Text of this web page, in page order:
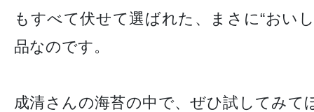
もすべて伏せて選ばれた、まさに“おい
品なのです。
成清さんの海苔の中で、ぜひ試してみて